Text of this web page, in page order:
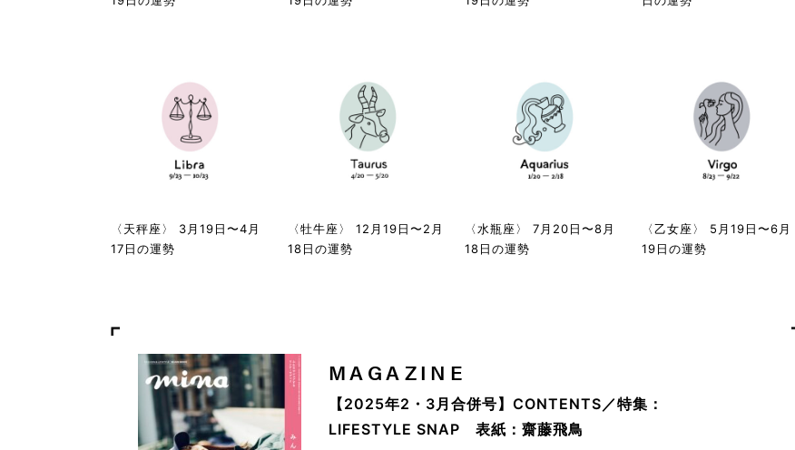
〈天秤座〉 3月19日〜4月
17日の運勢
〈牡牛座〉 12月19日〜2月
18日の運勢
〈水瓶座〉 7月20日〜8月
18日の運勢
〈乙女座〉 5月19日〜6月
19日の運勢
MAGAZINE
【2025年2・3月合併号】CONTENTS／特集：
LIFESTYLE SNAP 表紙：齋藤飛鳥